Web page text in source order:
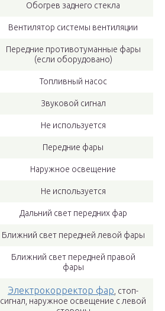
Обогрев заднего стекла
Вентилятор системы вентиляции
Передние противотуманные фары
(если оборудовано)
Топливный насос
Звуковой сигнал
Не используется
Передние фары
Наружное освещение
Не используется
Дальний свет передних фар
Ближний свет передней левой фары
Ближний свет передней правой
фары
Электрокорректор фар , стоп-
сигнал, наружное освещение с левой